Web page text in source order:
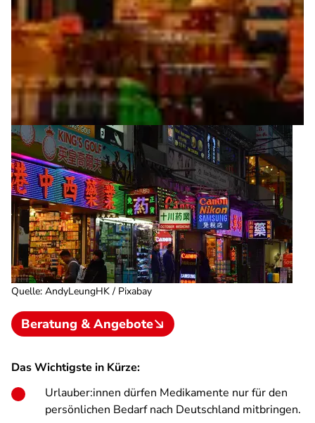
Quelle: AndyLeungHK / Pixabay
Beratung & Angebote
Das Wichtigste in Kürze:
Urlauber:innen dürfen Medikamente nur für den
persönlichen Bedarf nach Deutschland mitbringen.